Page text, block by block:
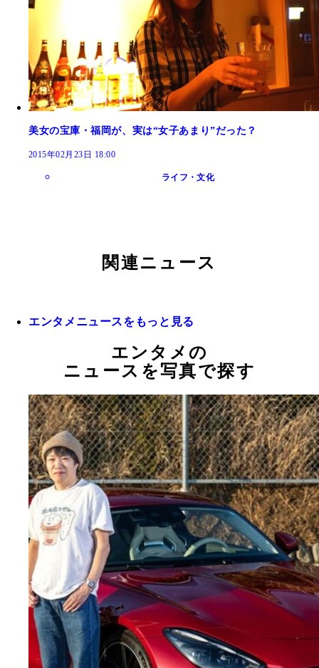
美女の宝庫・福岡が、実は“女子あまり”だった？
2015年02月23日 18:00
ライフ・文化
関連ニュース
エンタメニュースをもっと見る
エンタメの
ニュースを写真で探す